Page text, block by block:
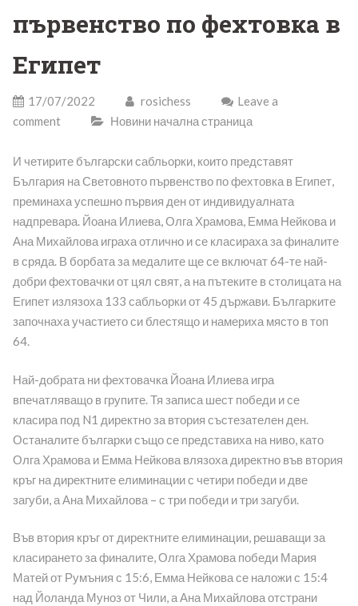
първенство по фехтовка в
Египет
17/07/2022 rosichess
Leave a
comment
Новини начална страница
И четирите български сабльорки, които представят
България на Световното първенство по фехтовка в Египет,
преминаха успешно първия ден от индивидуалната
надпревара. Йоана Илиева, Олга Храмова, Емма Нейкова и
Ана Михайлова играха отлично и се класираха за финалите
в сряда. В борбата за медалите ще се включат 64-те най-
добри фехтовачки от цял свят, а на пътеките в столицата на
Египет излязоха 133 сабльорки от 45 държави. Българките
започнаха участието си блестящо и намериха място в топ
64.
Най-добрата ни фехтовачка Йоана Илиева игра
впечатляващо в групите. Тя записа шест победи и се
класира под N1 директно за втория състезателен ден.
Останалите българки също се представиха на ниво, като
Олга Храмова и Емма Нейкова влязоха директно във втория
кръг на директните елиминации с четири победи и две
загуби, а Ана Михайлова – с три победи и три загуби.
Във втория кръг от директните елиминации, решаващи за
класирането за финалите, Олга Храмова победи Мария
Матей от Румъния с 15:6, Емма Нейкова се наложи с 15:4
над Йоланда Муноз от Чили, а Ана Михайлова отстрани